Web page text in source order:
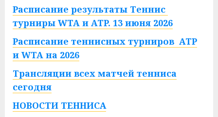
Расписание результаты Теннис
турниры WTA и ATP. 13 июня 2026
Расписание теннисных турниров ATP
и WTA на 2026
Трансляции всех матчей тенниса
сегодня
НОВОСТИ ТЕННИСА